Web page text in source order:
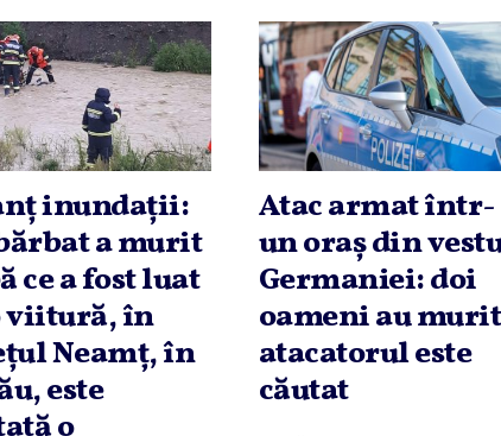
inundaţii:
a murit
ce a fost luat
viitură, în
Neamţ, în
este
Atac armat într-
un oraş din
Germaniei: doi
oameni au
atacatorul este
căutat